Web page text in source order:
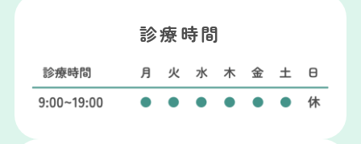
診療時間